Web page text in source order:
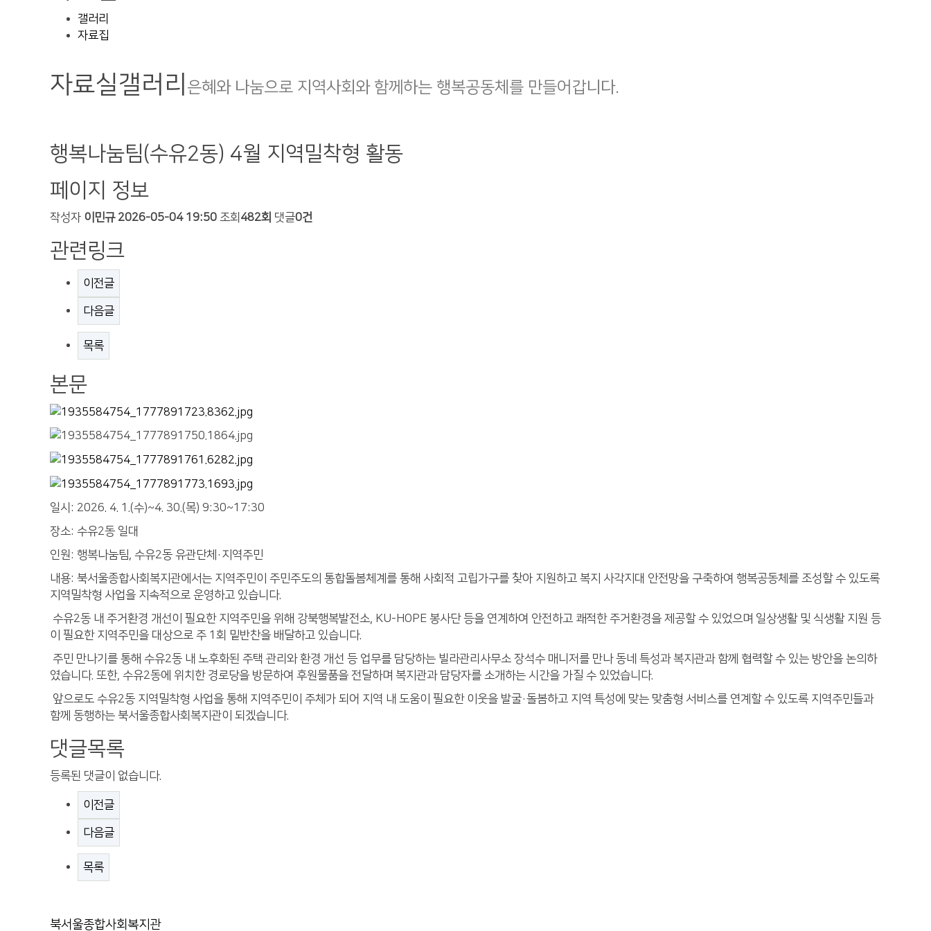
갤러리
자료집
자료실갤러리 은혜와 나눔으로 지역사회와 함께하는 행복공동체를 만들어갑니다.
행복나눔팀(수유2동) 4월 지역밀착형 활동
페이지 정보
작성자 이민규 2026-05-04 19:50 조회 482회 댓글0건
관련링크
이전글
다음글
목록
본문
일시: 2026. 4. 1.(수)~4. 30.(목) 9:30~17:30
장소: 수유2동 일대
인원: 행복나눔팀, 수유2동 유관단체·지역주민
내용: 북서울종합사회복지관에서는 지역주민이 주민주도의 통합돌봄체계를 통해 사회적 고립가구를 찾아 지원하고 복지 사각지대 안전망을 구축하여 행복공동체를 조성할 수 있도록
지역밀착형 사업을 지속적으로 운영하고 있습니다.
수유2동 내 주거환경 개선이 필요한 지역주민을 위해 강북행복발전소, KU-HOPE 봉사단 등을 연계하여 안전하고 쾌적한 주거환경을 제공할 수 있었으며 일상생활 및 식생활 지원 등
이 필요한 지역주민을 대상으로 주 1회 밑반찬을 배달하고 있습니다.
주민 만나기를 통해 수유2동 내 노후화된 주택 관리와 환경 개선 등 업무를 담당하는 빌라관리사무소 장석수 매니저를 만나 동네 특성과 복지관과 함께 협력할 수 있는 방안을 논의하
였습니다. 또한, 수유2동에 위치한 경로당을 방문하여 후원물품을 전달하며 복지관과 담당자를 소개하는 시간을 가질 수 있었습니다.
앞으로도 수유2동 지역밀착형 사업을 통해 지역주민이 주체가 되어 지역 내 도움이 필요한 이웃을 발굴·돌봄하고 지역 특성에 맞는 맞춤형 서비스를 연계할 수 있도록 지역주민들과
함께 동행하는 북서울종합사회복지관이 되겠습니다.
댓글목록
등록된 댓글이 없습니다.
이전글
다음글
목록
북서울종합사회복지관